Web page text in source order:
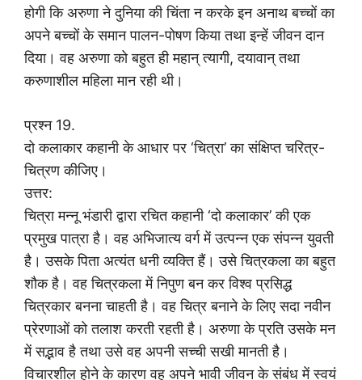
होगी कि अरुणा ने दुनिया की चिंता न करके इन अनाथ बच्चों का
अपने बच्चों के समान पालन-पोषण किया तथा इन्हें जीवन दान
दिया। वह अरुणा को बहुत ही महान् त्यागी, दयावान् तथा
करुणाशील महिला मान रही थी।
प्रश्न 19.
दो कलाकार कहानी के आधार पर ‘चित्रा’ का संक्षिप्त चरित्र-
चित्रण कीजिए।
उत्तर:
चित्रा मन्नू भंडारी द्वारा रचित कहानी ‘दो कलाकार’ की एक
प्रमुख पात्रा है। वह अभिजात्य वर्ग में उत्पन्न एक संपन्न युवती
है। उसके पिता अत्यंत धनी व्यक्ति हैं। उसे चित्रकला का बहुत
शौक है। वह चित्रकला में निपुण बन कर विश्व प्रसिद्ध
चित्रकार बनना चाहती है। वह चित्र बनाने के लिए सदा नवीन
प्रेरणाओं को तलाश करती रहती है। अरुणा के प्रति उसके मन
में सद्भाव है तथा उसे वह अपनी सच्ची सखी मानती है।
विचारशील होने के कारण वह अपने भावी जीवन के संबंध में स्वयं